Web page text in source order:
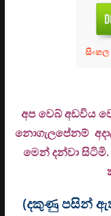
අප වෙබ් අඩවිය
නොගැලපේනම්
මෙන් දන්වා
(දකුණු පසින්